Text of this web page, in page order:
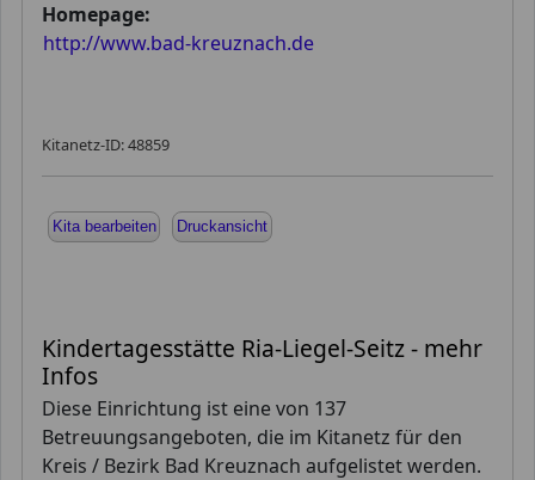
Homepage:
http://www.bad-kreuznach.de
Kitanetz-ID: 48859
Kita bearbeiten Druckansicht
Kindertagesstätte Ria-Liegel-Seitz - mehr
Infos
Diese Einrichtung ist eine von 137
Betreuungsangeboten, die im Kitanetz für den
Kreis / Bezirk Bad Kreuznach aufgelistet werden.